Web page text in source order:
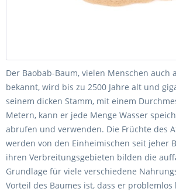
Der Baobab-Baum, vielen Menschen auch
bekannt, wird bis zu 2500 Jahre alt und
seinem dicken Stamm, mit einem
Metern, kann er jede Menge Wasser
abrufen und verwenden. Die Früchte des
werden von den Einheimischen seit jeher
ihren Verbreitungsgebieten bilden die
Grundlage für viele verschiedene
Vorteil des Baumes ist, dass er problemlos